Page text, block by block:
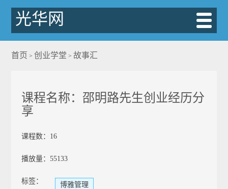
光华网
首页 >创业学堂 > 故事汇
课程名称：邵明路先生创业经历分
享
课程数：16
播放量：55133
标签： 博雅管理